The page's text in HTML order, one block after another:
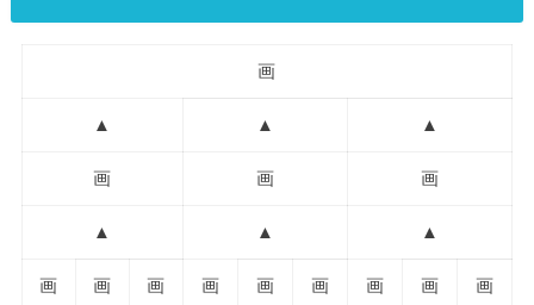
画
▲ ▲ ▲
画 画 画
▲ ▲ ▲
画 画 画 画 画 画 画 画 画